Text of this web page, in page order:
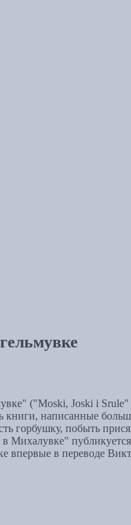
("Moski, Joski i
написанные
горбушку, побыть
впервые в переводе